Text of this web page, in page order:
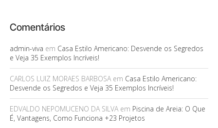
Comentários
admin-viva em Casa Estilo Americano: Desvende os Segredos
e Veja 35 Exemplos Incríveis!
CARLOS LUIZ MORAES BARBOSAem Casa Estilo Americano:
Desvende os Segredos e Veja 35 Exemplos Incríveis!
EDVALDO NEPOMUCENO DA SILVAem Piscina de Areia: O Que
É, Vantagens, Como Funciona +23 Projetos